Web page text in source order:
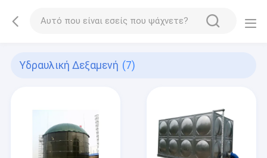
Υδραυλική Δεξαμενή (7)